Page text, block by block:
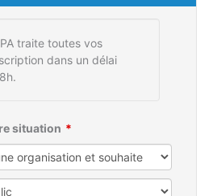
traite toutes vos
dans un délai
situation